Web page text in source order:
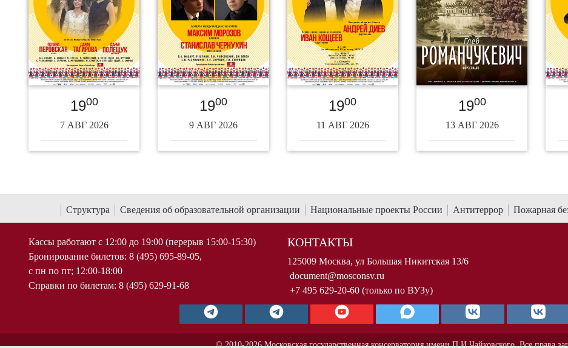
1900
7 АВГ 2026
1900
9 АВГ 2026
1900
11 АВГ 2026
1900
13 АВГ 2026
Структура Сведения об образовательной организации Национальные проекты России Антитеррор Пожарная
Кассы работают с 12:00 до 19:00 (перерыв 15:00-15:30)
Бронирование билетов: 8 (495) 695-89-05,
с пн по пт; 12:00-18:00
Справки по билетам: 8 (495) 629-91-68
КОНТАКТЫ
125009 Москва, ул Большая Никитская 13/6
document@mosconsv.ru
+7 495 629-20-60 (только по ВУЗу)
© 2010-2026 Московская государственная консерватория имени П.И.Чайковского. Все права